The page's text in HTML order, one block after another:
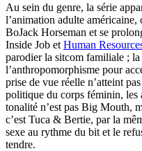
Au sein du genre, la série
l’animation adulte
BoJack Horseman et se
Inside Job et Human
parodier la sitcom familiale ; la
l’anthropomorphisme pour
prise de vue réelle n’atteint
politique du corps féminin, les
tonalité n’est pas Big Mouth,
c’est Tuca & Bertie, par la
sexe au rythme du bit et le
tendre.